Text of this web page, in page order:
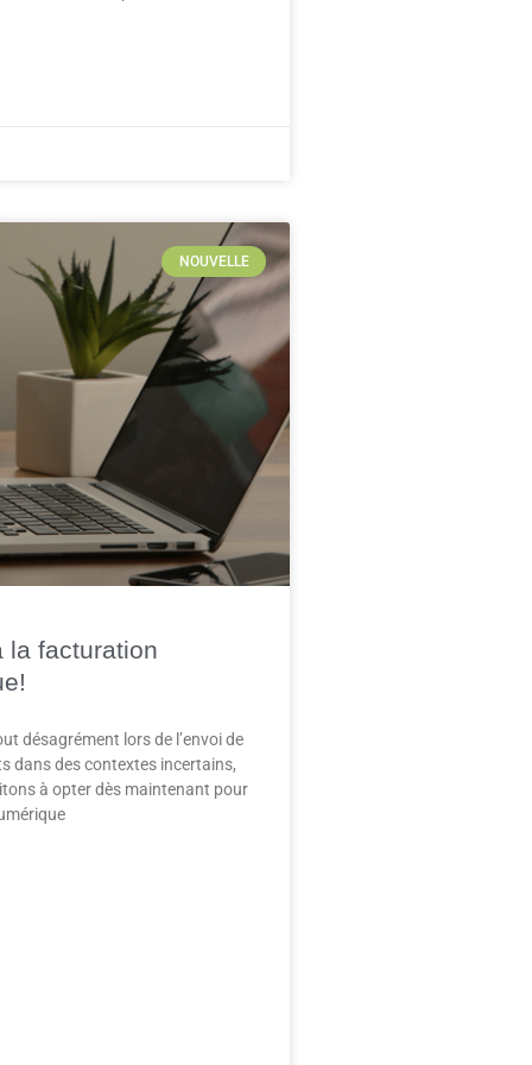
NOUVELLE
la facturation
désagrément lors de l’envoi de
dans des contextes incertains,
à opter dès maintenant pour